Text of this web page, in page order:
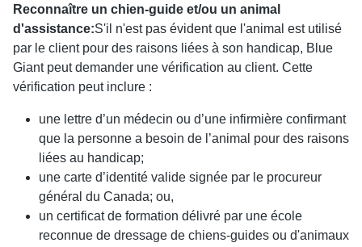
Reconnaître un chien-guide et/ou un animal
d'assistance:S'il n'est pas évident que l'animal est utilisé
par le client pour des raisons liées à son handicap, Blue
Giant peut demander une vérification au client. Cette
vérification peut inclure :
une lettre d’un médecin ou d’une infirmière confirmant
que la personne a besoin de l’animal pour des raisons
liées au handicap;
une carte d’identité valide signée par le procureur
général du Canada; ou,
un certificat de formation délivré par une école
reconnue de dressage de chiens-guides ou d'animaux